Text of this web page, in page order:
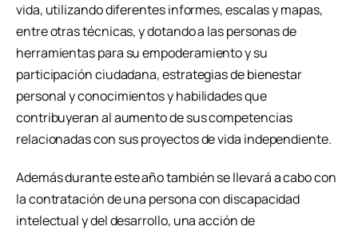
vida, utilizando diferentes informes, escalas y mapas,
entre otras técnicas, y dotando a las personas de
herramientas para su empoderamiento y su
participación ciudadana, estrategias de bienestar
personal y conocimientos y habilidades que
contribuyeran al aumento de sus competencias
relacionadas con sus proyectos de vida independiente.
Además durante este año también se llevará a cabo con
la contratación de una persona con discapacidad
intelectual y del desarrollo, una acción de